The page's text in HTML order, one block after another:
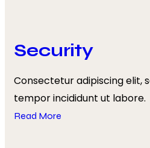
Security
Consectetur adipiscing elit,
tempor incididunt ut labore.
Read More